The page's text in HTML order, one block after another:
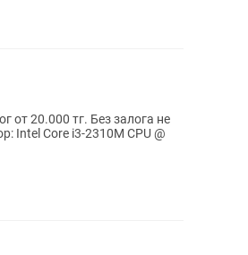
от 20.000 тг. Без залога не